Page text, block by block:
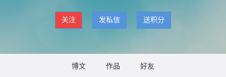
关注 发私信 送积分
博文 作品 好友